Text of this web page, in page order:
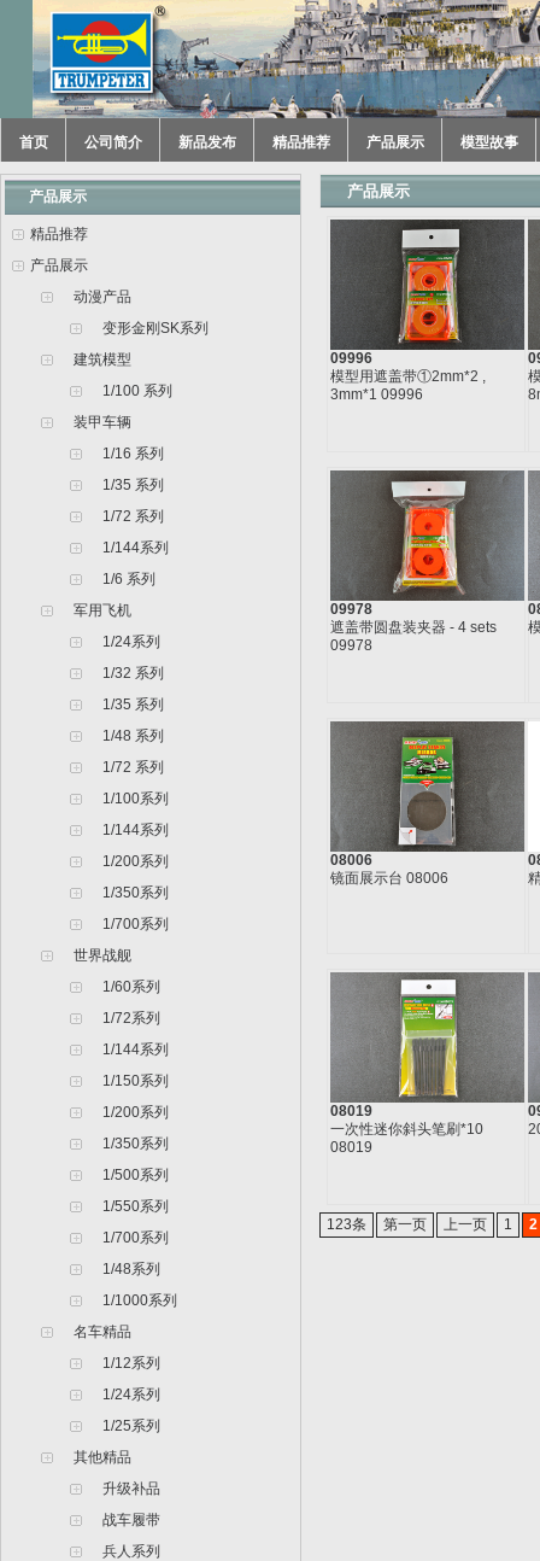
首页 公司简介 新品发布 精品推荐 产品展示 模型故事
产品展示
精品推荐
产品展示
动漫产品
变形金刚SK系列
建筑模型
1/100 系列
装甲车辆
1/16 系列
1/35 系列
1/72 系列
1/144系列
1/6 系列
军用飞机
1/24系列
1/32 系列
1/35 系列
1/48 系列
1/72 系列
1/100系列
1/144系列
1/200系列
1/350系列
1/700系列
世界战舰
1/60系列
1/72系列
1/144系列
1/150系列
1/200系列
1/350系列
1/500系列
1/550系列
1/700系列
1/48系列
1/1000系列
名车精品
1/12系列
1/24系列
1/25系列
其他精品
升级补品
战车履带
兵人系列
产品展示
09996
模型用遮盖带①2mm*2 ,
3mm*1 09996
09978
遮盖带圆盘装夹器 - 4 sets
09978
08006
镜面展示台 08006
08019
一次性迷你斜头笔刷*10
08019
123条 第一页 上一页 1 2